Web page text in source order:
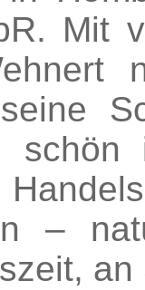
Mit
–